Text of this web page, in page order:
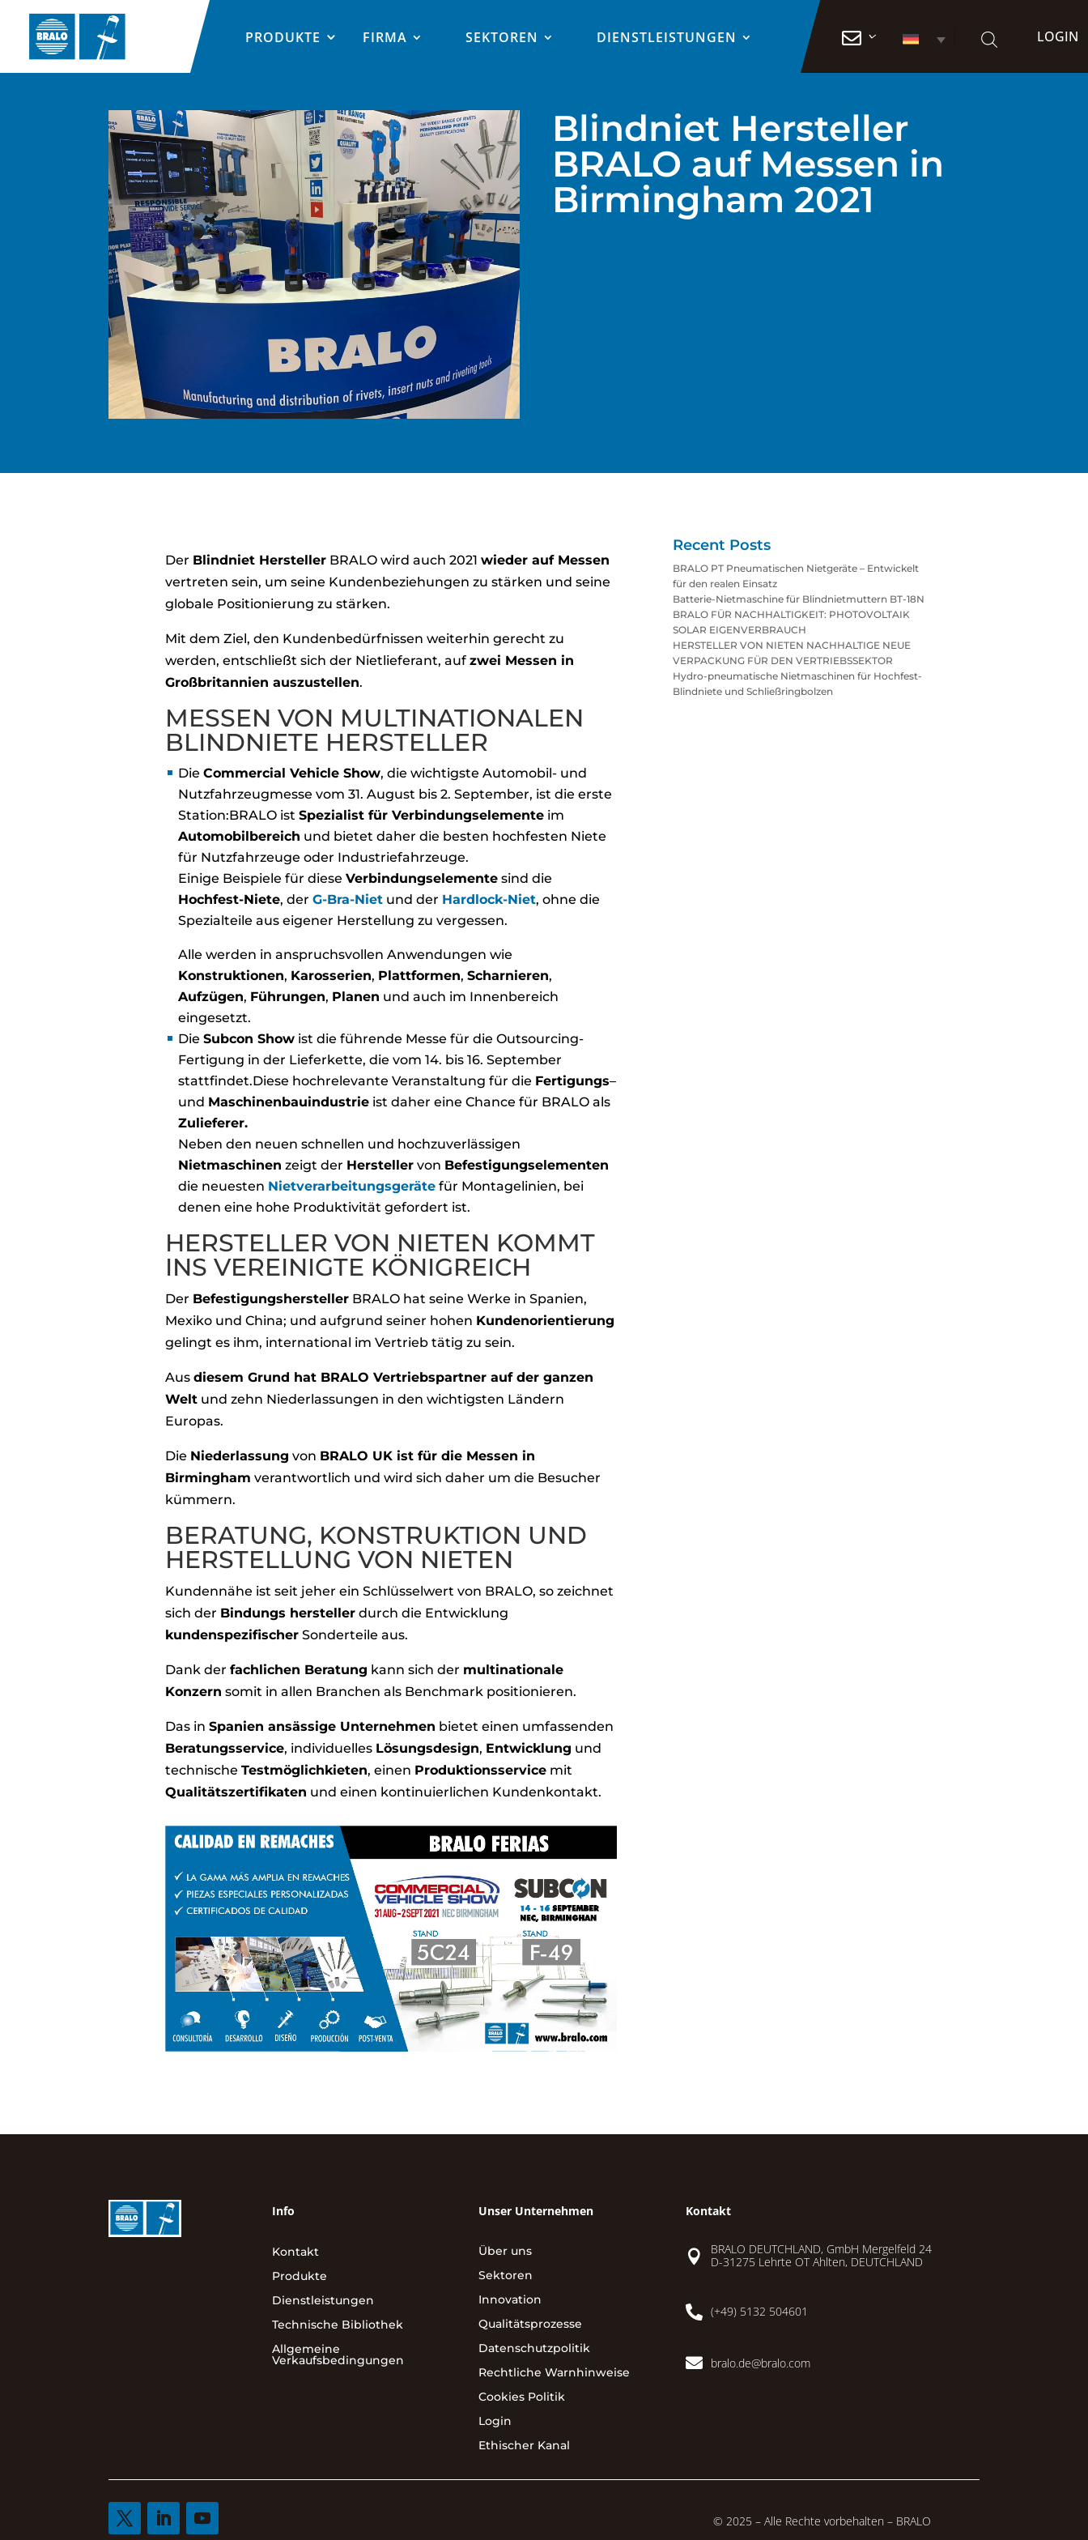
PRODUKTE FIRMA SEKTOREN DIENSTLEISTUNGEN  LOGIN
Blindniet Hersteller
BRALO auf Messen in
Birmingham 2021
Der Blindniet Hersteller BRALO wird auch 2021wieder auf Messen
vertreten sein, um seine Kundenbeziehungen zu stärken und seine
globale Positionierung zu stärken.
Mit dem Ziel, den Kundenbedürfnissen weiterhin gerecht zu
werden, entschließt sich der Nietlieferant, aufzwei Messen in
Großbritannien auszustellen.
MESSEN VON MULTINATIONALEN
BLINDNIETE HERSTELLER
DieCommercial Vehicle Show, die wichtigste Automobil- und
Nutzfahrzeugmesse vom 31. August bis 2. September, ist die erste
Station:BRALO istSpezialist für Verbindungselemente im
Automobilbereich und bietet daher die besten hochfesten Niete
für Nutzfahrzeuge oder Industriefahrzeuge.
Einige Beispiele für dieseVerbindungselemente sind die
Hochfest-Niete, derG-Bra-Niet und der Hardlock-Niet, ohne die
Spezialteile aus eigener Herstellung zu vergessen.
Alle werden in anspruchsvollen Anwendungen wie
Konstruktionen, Karosserien, Plattformen,Scharnieren,
Aufzügen, Führungen, Planen und auch im Innenbereich
eingesetzt.
DieSubcon Show ist die führende Messe für die Outsourcing-
Fertigung in der Lieferkette, die vom 14. bis 16. September
stattfindet.Diese hochrelevante Veranstaltung für die Fertigungs–
und Maschinenbauindustrie ist daher eine Chance für BRALO als
Zulieferer.
Neben den neuen schnellen und hochzuverlässigen
Nietmaschinen zeigt der Hersteller von Befestigungselementen
die neuesten Nietverarbeitungsgeräte für Montagelinien, bei
denen eine hohe Produktivität gefordert ist.
HERSTELLER VON NIETEN KOMMT
INS VEREINIGTE KÖNIGREICH
Der Befestigungshersteller BRALO hat seine Werke in Spanien,
Mexiko und China; und aufgrund seiner hohen Kundenorientierung
gelingt es ihm, international im Vertrieb tätig zu sein.
Ausdiesem Grund hat BRALO Vertriebspartner auf der ganzen
Welt und zehn Niederlassungen in den wichtigsten Ländern
Europas.
Die Niederlassung von BRALO UK ist für die Messen in
Birmingham verantwortlich und wird sich daher um die Besucher
kümmern.
BERATUNG, KONSTRUKTION UND
HERSTELLUNG VON NIETEN
Kundennähe ist seit jeher ein Schlüsselwert von BRALO, so zeichnet
sich der Bindungs hersteller durch die Entwicklung
kundenspezifischer Sonderteile aus.
Dank derfachlichen Beratung kann sich der multinationale
Konzern somit in allen Branchen als Benchmark positionieren.
Das inSpanien ansässige Unternehmen bietet einen umfassenden
Beratungsservice, individuelles Lösungsdesign, Entwicklung und
technischeTestmöglichkieten, einen Produktionsservice mit
Qualitätszertifikaten und einen kontinuierlichen Kundenkontakt.
Recent Posts
BRALO PT Pneumatischen Nietgeräte – Entwickelt
für den realen Einsatz
Batterie-Nietmaschine für Blindnietmuttern BT-18N
BRALO FÜR NACHHALTIGKEIT: PHOTOVOLTAIK
SOLAR EIGENVERBRAUCH
HERSTELLER VON NIETEN NACHHALTIGE NEUE
VERPACKUNG FÜR DEN VERTRIEBSSEKTOR
Hydro-pneumatische Nietmaschinen für Hochfest-
Blindniete und Schließringbolzen
Info
Kontakt
Produkte
Dienstleistungen
Technische Bibliothek
Allgemeine
Verkaufsbedingungen
Unser Unternehmen
Über uns
Sektoren
Innovation
Qualitätsprozesse
Datenschutzpolitik
Rechtliche Warnhinweise
Cookies Politik
Login
Ethischer Kanal
Kontakt

BRALO DEUTCHLAND, GmbH Mergelfeld 24
D-31275 Lehrte OT Ahlten, DEUTCHLAND
 (+49) 5132 504601
 bralo.de@bralo.com
© 2025 – Alle Rechte vorbehalten – BRALO